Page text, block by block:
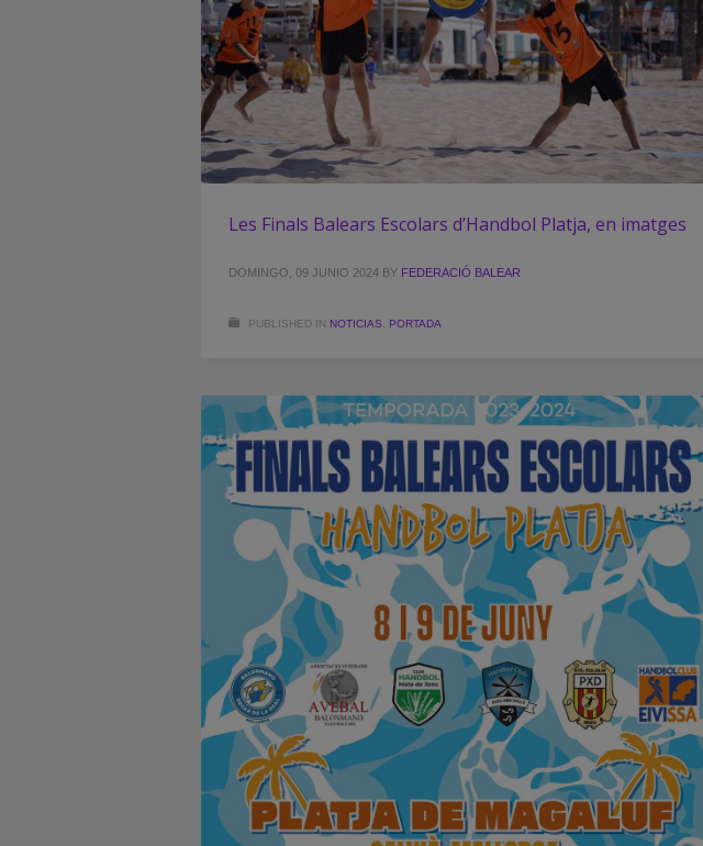
Les Finals Balears Escolars d’Handbol Platja, en imatges
DOMINGO, 09 JUNIO 2024 BY FEDERACIÓ BALEAR
PUBLISHED IN NOTICIAS PORTADA